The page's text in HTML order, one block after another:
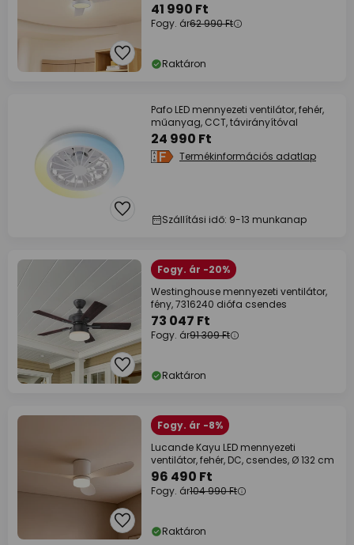
41 990 Ft
Fogy. ár62 990 Ft
Raktáron
Pafo LED mennyezeti ventilátor, fehér,
műanyag, CCT, távirányítóval
24 990 Ft
Termékinformációs adatlap
Szállítási idő: 9-13 munkanap
Fogy. ár -20%
Westinghouse mennyezeti ventilátor,
fény, 7316240 diófa csendes
73 047 Ft
Fogy. ár91 309 Ft
Raktáron
Fogy. ár -8%
Lucande Kayu LED mennyezeti
ventilátor, fehér, DC, csendes, Ø 132 cm
96 490 Ft
Fogy. ár104 990 Ft
Raktáron